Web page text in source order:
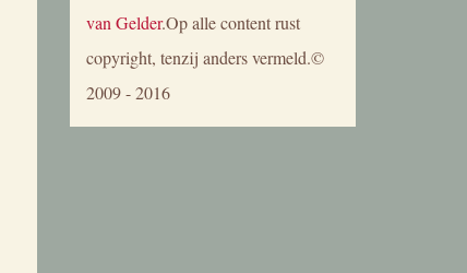
van Gelder.Op alle content rust
copyright, tenzij anders vermeld.©
2009 - 2016